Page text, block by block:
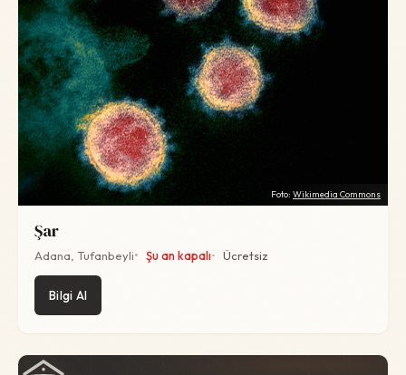
Foto: Wikimedia Commons
Şar
Adana, Tufanbeyli Şu an kapalı Ücretsiz
Bilgi Al